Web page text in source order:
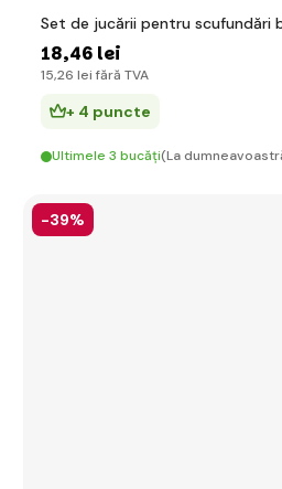
Set de jucării pentru scufundări
18,46 lei
15,26 lei fără TVA
+ 4 puncte
Ultimele 3 bucăți(La
-39%